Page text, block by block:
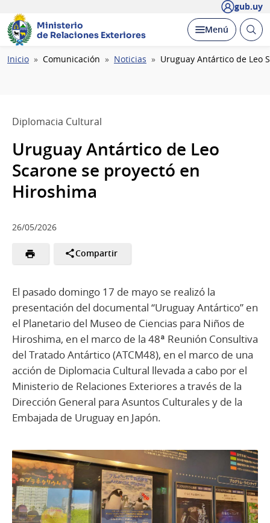
gub.uy
Ministerio
de Relaciones Exteriores
Desplegar
Menú Abrir
Ruta
Inicio Comunicación Noticias Uruguay Antártico de Leo
Diplomacia Cultural
Uruguay Antártico de Leo
Scarone se proyectó en
Hiroshima
26/05/2026
Compartir
El pasado domingo 17 de mayo se realizó la
presentación del documental “Uruguay Antártico” en
el Planetario del Museo de Ciencias para Niños de
Hiroshima, en el marco de la 48ª Reunión Consultiva
del Tratado Antártico (ATCM48), en el marco de una
acción de Diplomacia Cultural llevada a cabo por el
Ministerio de Relaciones Exteriores a través de la
Dirección General para Asuntos Culturales y de la
Embajada de Uruguay en Japón.